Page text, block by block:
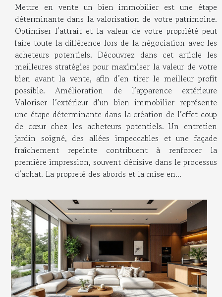
Mettre en vente un bien immobilier est une étape
déterminante dans la valorisation de votre patrimoine.
Optimiser l’attrait et la valeur de votre propriété peut
faire toute la différence lors de la négociation avec les
acheteurs potentiels. Découvrez dans cet article les
meilleures stratégies pour maximiser la valeur de votre
bien avant la vente, afin d’en tirer le meilleur profit
possible. Amélioration de l’apparence extérieure
Valoriser l’extérieur d’un bien immobilier représente
une étape déterminante dans la création de l’effet coup
de cœur chez les acheteurs potentiels. Un entretien
jardin soigné, des allées impeccables et une façade
fraîchement repeinte contribuent à renforcer la
première impression, souvent décisive dans le processus
d’achat. La propreté des abords et la mise en...